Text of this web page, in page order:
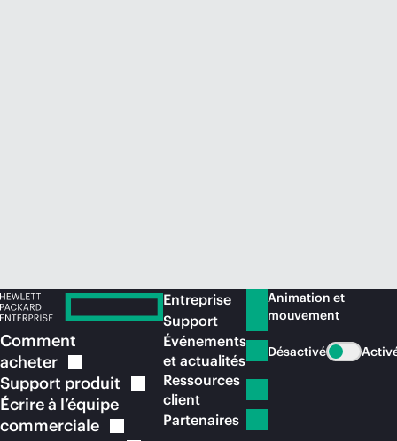
Comment
acheter
Support produit
Écrire à l’équipe
commerciale
Entreprise
Support
Événements
et actualités
Ressources
client
Partenaires
Animation et
mouvement
Désactivé